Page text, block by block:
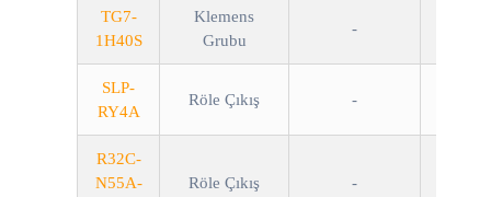
TG7-
1H40S
Klemens
Grubu
-
SLP-
RY4A
Röle Çıkış -
R32C-
N55A-
Röle Çıkış -